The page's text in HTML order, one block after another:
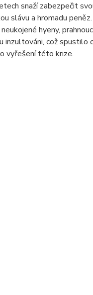
snaží zabezpečit
slávu a hromadu
hyeny,
což spustilo
vyřešení této krize.